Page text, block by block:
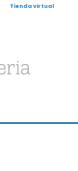
Tienda virtual